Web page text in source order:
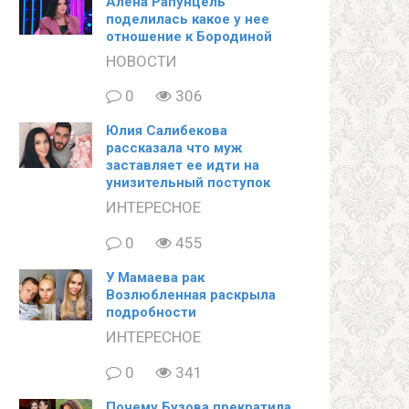
поделилась какое у нее
отношение к Бородиной
НОВОСТИ
0
306
Юлия Салибекова
рассказала что муж
заставляет ее идти на
унизительный поступок
ИНТЕРЕСНОЕ
0
455
У Мамаева рак
Возлюбленная раскрыла
подробности
ИНТЕРЕСНОЕ
0
341